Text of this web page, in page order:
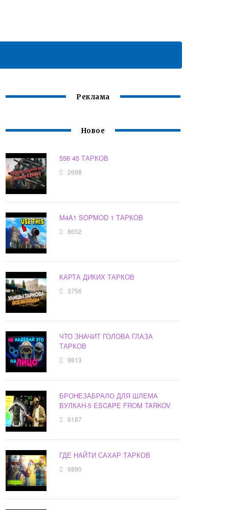
Реклама
Новое
556 45 ТАРКОВ
2698
M4A1 SOPMOD 1 ТАРКОВ
8652
КАРТА ДИКИХ ТАРКОВ
3756
ЧТО ЗНАЧИТ ГОЛОВА ГЛАЗА
ТАРКОВ
9813
БРОНЕЗАБРАЛО ДЛЯ ШЛЕМА
ВУЛКАН-5 ESCAPE FROM TARKOV
6187
ГДЕ НАЙТИ САХАР ТАРКОВ
9890